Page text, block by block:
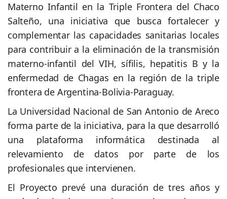
Materno Infantil en la Triple Frontera del Chaco
Salteño, una iniciativa que busca fortalecer y
complementar las capacidades sanitarias locales
para contribuir a la eliminación de la transmisión
materno-infantil del VIH, sífilis, hepatitis B y la
enfermedad de Chagas en la región de la triple
frontera de Argentina-Bolivia-Paraguay.
La Universidad Nacional de San Antonio de Areco
forma parte de la iniciativa, para la que desarrolló
una plataforma informática destinada al
relevamiento de datos por parte de los
profesionales que intervienen.
El Proyecto prevé una duración de tres años y